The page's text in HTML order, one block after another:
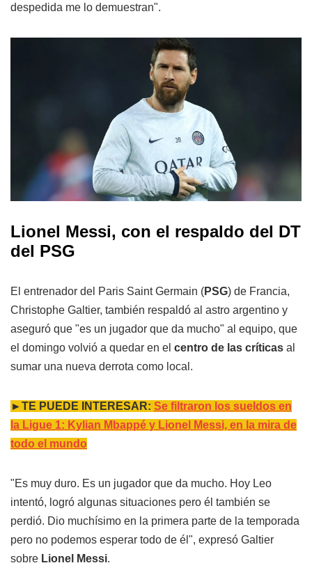
despedida me lo demuestran".
Lionel Messi, con el respaldo del DT
del PSG
El entrenador del Paris Saint Germain (PSG) de Francia,
Christophe Galtier, también respaldó al astro argentino y
aseguró que "es un jugador que da mucho" al equipo, que
el domingo volvió a quedar en el centro de las críticas al
sumar una nueva derrota como local.
►TE PUEDE INTERESAR: Se filtraron los sueldos en
la Ligue 1: Kylian Mbappé y Lionel Messi, en la mira de
todo el mundo
"Es muy duro. Es un jugador que da mucho. Hoy Leo
intentó, logró algunas situaciones pero él también se
perdió. Dio muchísimo en la primera parte de la temporada
pero no podemos esperar todo de él", expresó Galtier
sobre Lionel Messi.